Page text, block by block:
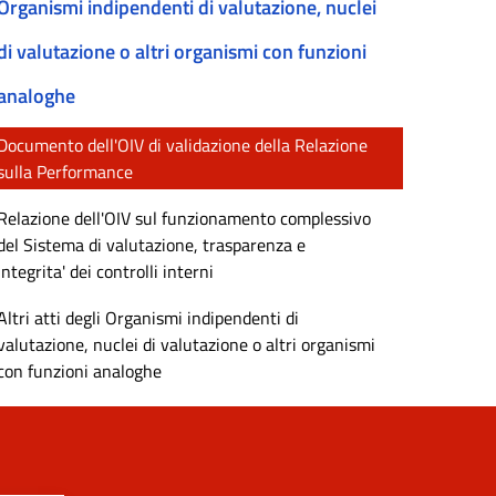
indipendenti di valutazione, nuclei
valutazione o altri organismi con funzioni
dell'OIV di validazione della Relazione
Performance
dell'OIV sul funzionamento complessivo
Sistema di valutazione, trasparenza e
dei controlli interni
atti degli Organismi indipendenti di
nuclei di valutazione o altri organismi
funzioni analoghe